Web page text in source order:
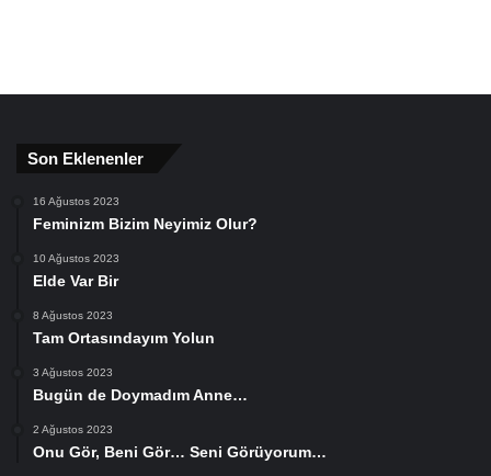
Son Eklenenler
16 Ağustos 2023
Feminizm Bizim Neyimiz Olur?
10 Ağustos 2023
Elde Var Bir
8 Ağustos 2023
Tam Ortasındayım Yolun
3 Ağustos 2023
Bugün de Doymadım Anne…
2 Ağustos 2023
Onu Gör, Beni Gör… Seni Görüyorum…